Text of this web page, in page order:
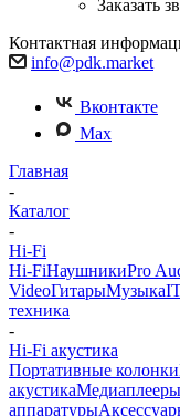
Заказать
Контактная
info@pdk.market
Вконтакте
Max
Главная
-
Каталог
-
Hi-Fi
Hi-FiНаушникиPro
VideoГитарыМузыка
техника
-
Hi-Fi акустика
Портативные колонки
акустикаМедиаплееры
аппаратуры